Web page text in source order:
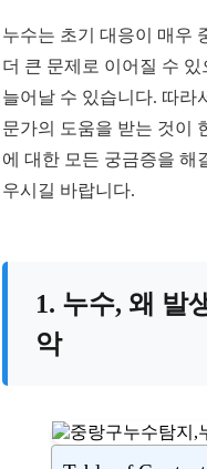
누수는 초기 대응이 매우
더 큰 문제로 이어질 수
늘어날 수 있습니다. 따라
문가의 도움을 받는 것이
에 대한 모든 궁금증을 해
우시길 바랍니다.
1. 누수, 왜 발
악